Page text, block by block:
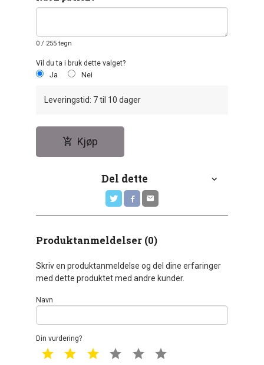
0 / 255 tegn
Vil du ta i bruk dette valget?
Ja
Nei
Leveringstid: 7 til 10 dager
Kjøp
Del dette
Produktanmeldelser (0)
Skriv en produktanmeldelse og del dine erfaringer
med dette produktet med andre kunder.
Navn
Din vurdering?
1 star 2 star 3 star 4 star 5 star